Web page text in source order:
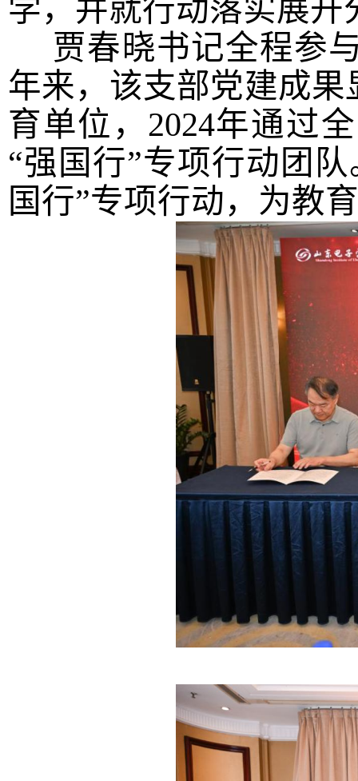
学，并就行动落实展开
贾春晓书记全程参
年来，该支部党建成果
育单位，2024年通过
“强国行”专项行动团
国行”专项行动，为教